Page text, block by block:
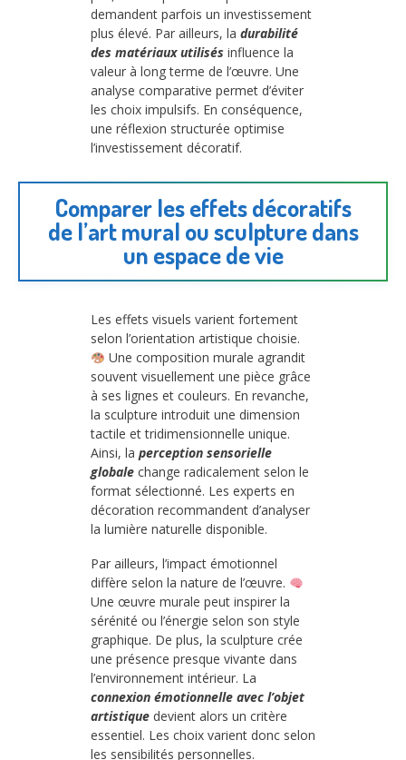
demandent parfois un investissement
plus élevé. Par ailleurs, la durabilité
des matériaux utilisés influence la
valeur à long terme de l’œuvre. Une
analyse comparative permet d’éviter
les choix impulsifs. En conséquence,
une réflexion structurée optimise
l’investissement décoratif.
Comparer les effets décoratifs
de l’art mural ou sculpture dans
un espace de vie
Les effets visuels varient fortement
selon l’orientation artistique choisie.
Une composition murale agrandit
souvent visuellement une pièce grâce
à ses lignes et couleurs. En revanche,
la sculpture introduit une dimension
tactile et tridimensionnelle unique.
Ainsi, la perception sensorielle
globale change radicalement selon le
format sélectionné. Les experts en
décoration recommandent d’analyser
la lumière naturelle disponible.
Par ailleurs, l’impact émotionnel
diffère selon la nature de l’œuvre.
Une œuvre murale peut inspirer la
sérénité ou l’énergie selon son style
graphique. De plus, la sculpture crée
une présence presque vivante dans
l’environnement intérieur. La
connexion émotionnelle avec l’objet
artistique devient alors un critère
essentiel. Les choix varient donc selon
les sensibilités personnelles.